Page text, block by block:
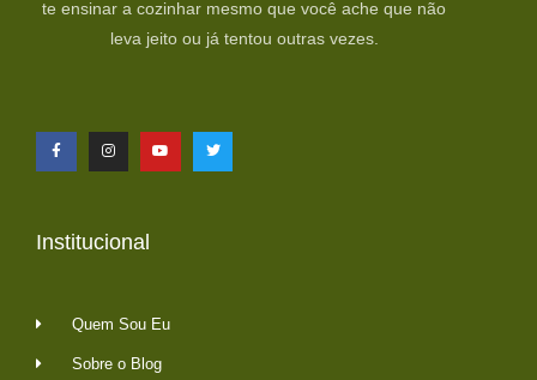
te ensinar a cozinhar mesmo que você ache que não
leva jeito ou já tentou outras vezes.
Institucional
Quem Sou Eu
Sobre o Blog